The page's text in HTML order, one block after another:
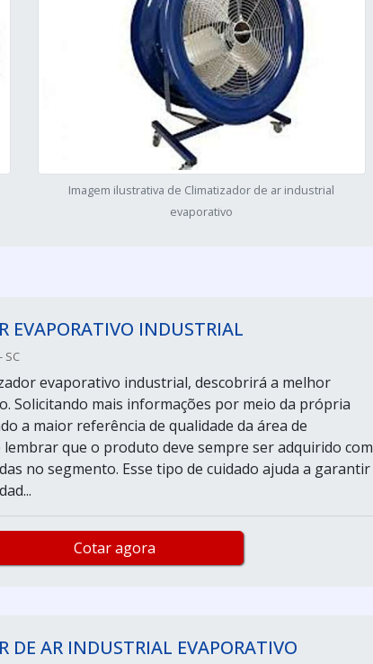
Imagem ilustrativa de Climatizador de ar industrial
evaporativo
EVAPORATIVO INDUSTRIAL
SC
evaporativo industrial, descobrirá a melhor
Solicitando mais informações por meio da própria
a maior referência de qualidade da área de
que o produto deve sempre ser adquirido com
no segmento. Esse tipo de cuidado ajuda a garantir
Cotar agora
DE AR INDUSTRIAL EVAPORATIVO